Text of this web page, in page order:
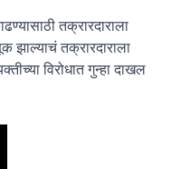
तक्रारदाराला
झाल्याचं तक्रारदाराला
विरोधात गुन्हा दाखल